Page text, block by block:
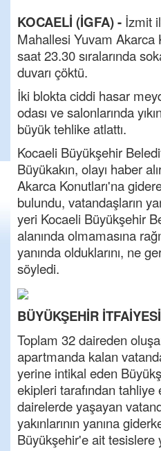
KOCAELİ (İGFA) - İzmit
Mahallesi Yuvam Akarca
saat 23.30 sıralarında
duvarı çöktü.
İki blokta ciddi hasar
odası ve salonlarında
büyük tehlike atlattı.
Kocaeli Büyükşehir
Büyükakın, olayı haber
Akarca Konutları'na
bulundu, vatandaşların
yeri Kocaeli Büyükşehir
alanında olmamasına
yanında olduklarını, ne
söyledi.
BÜYÜKŞEHİR
Toplam 32 daireden
apartmanda kalan
yerine intikal eden
ekipleri tarafından tahliye
dairelerde yaşayan
yakınlarının yanına
Büyükşehir'e ait tesislere